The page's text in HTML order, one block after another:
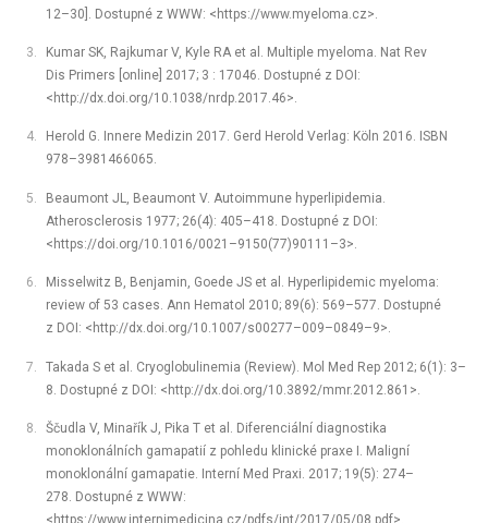
12–30]. Dostupné z WWW: <https://www.myeloma.cz>.
Kumar SK, Rajkumar V, Kyle RA et al. Multiple myeloma. Nat Rev
Dis Primers [online] 2017; 3 : 17046. Dostupné z DOI:
<http://dx.doi.org/10.1038/nrdp.2017.46>.
Herold G. Innere Medizin 2017. Gerd Herold Verlag: Köln 2016. ISBN
978–3981466065.
Beaumont JL, Beaumont V. Autoimmune hyperlipidemia.
Atherosclerosis 1977; 26(4): 405–418. Dostupné z DOI:
<https://doi.org/10.1016/0021–9150(77)90111–3>.
Misselwitz B, Benjamin, Goede JS et al. Hyperlipidemic myeloma:
review of 53 cases. Ann Hematol 2010; 89(6): 569–577. Dostupné
z DOI: <http://dx.doi.org/10.1007/s00277–009–0849–9>.
Takada S et al. Cryoglobulinemia (Review). Mol Med Rep 2012; 6(1): 3–
8. Dostupné z DOI: <http://dx.doi.org/10.3892/mmr.2012.861>.
Ščudla V, Minařík J, Pika T et al. Diferenciální diagnostika
monoklonálních gamapatií z pohledu klinické praxe I. Maligní
monoklonální gamapatie. Interní Med Praxi. 2017; 19(5): 274–
278. Dostupné z WWW:
<https://www.internimedicina.cz/pdfs/int/2017/05/08.pdf>.